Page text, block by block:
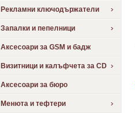
Рекламни ключодържатели
Запалки и пепелници
Аксесоари за GSM и бадж
Визитници и калъфчета за CD
Аксесоари за бюро
Менюта и тефтери